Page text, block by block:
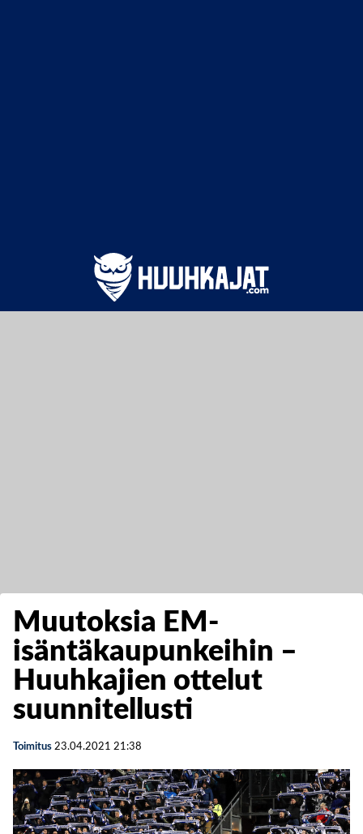
Muutoksia EM-
isäntäkaupunkeihin –
Huuhkajien ottelut
suunnitellusti
Toimitus 23.04.2021 21:38